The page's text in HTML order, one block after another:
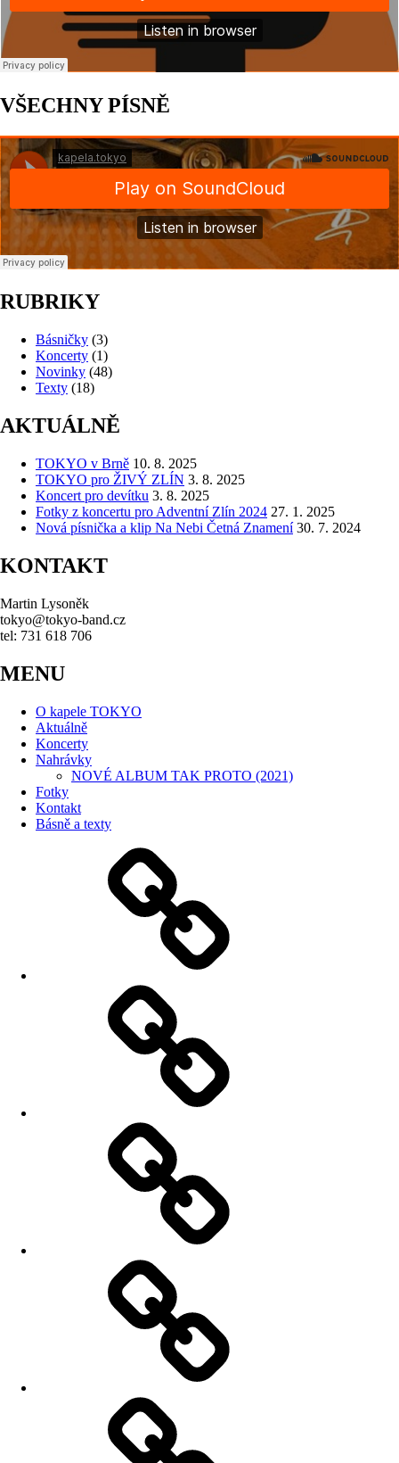
VŠECHNY PÍSNĚ
RUBRIKY
Básničky (3)
Koncerty (1)
Novinky (48)
Texty (18)
AKTUÁLNĚ
TOKYO v Brně 10. 8. 2025
TOKYO pro ŽIVÝ ZLÍN 3. 8. 2025
Koncert pro devítku 3. 8. 2025
Fotky z koncertu pro Adventní Zlín 2024 27. 1. 2025
Nová písnička a klip Na Nebi Četná Znamení 30. 7. 2024
KONTAKT
Martin Lysoněk
tokyo@tokyo-band.cz
tel: 731 618 706
MENU
O kapele TOKYO
Aktuálně
Koncerty
Nahrávky
NOVÉ ALBUM TAK PROTO (2021)
Fotky
Kontakt
Básně a texty